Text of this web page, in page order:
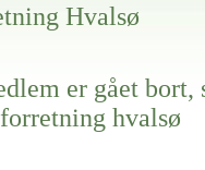
Hvalsø
er gået bort,
hvalsø